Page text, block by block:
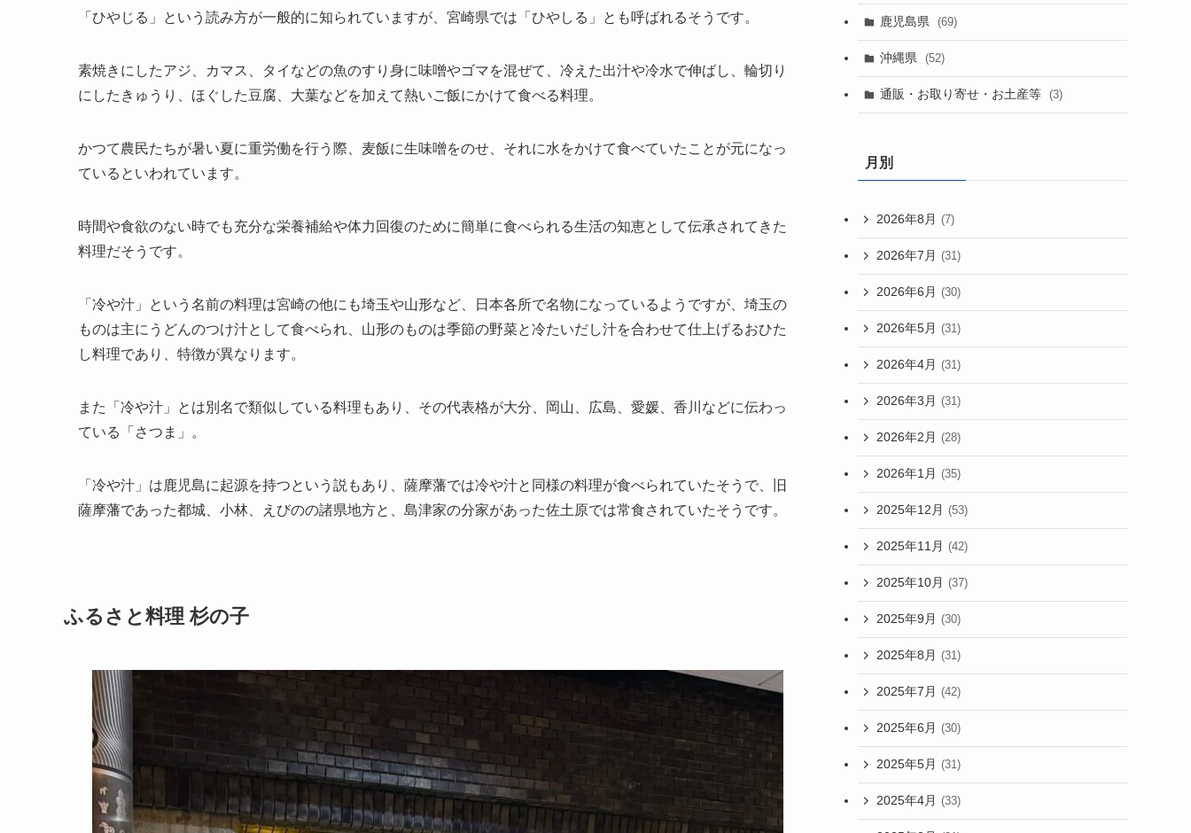
「ひやじる」という読み方が一般的に知られていますが、宮崎県では「ひやしる」とも呼ばれるそうです。
素焼きにしたアジ、カマス、タイなどの魚のすり身に味噌やゴマを混ぜて、冷えた出汁や冷水で伸ばし、輪切り
にしたきゅうり、ほぐした豆腐、大葉などを加えて熱いご飯にかけて食べる料理。
かつて農民たちが暑い夏に重労働を行う際、麦飯に生味噌をのせ、それに水をかけて食べていたことが元になっ
ているといわれています。
時間や食欲のない時でも充分な栄養補給や体力回復のために簡単に食べられる生活の知恵として伝承されてきた
料理だそうです。
「冷や汁」という名前の料理は宮崎の他にも埼玉や山形など、日本各所で名物になっているようですが、埼玉の
ものは主にうどんのつけ汁として食べられ、山形のものは季節の野菜と冷たいだし汁を合わせて仕上げるおひた
し料理であり、特徴が異なります。
また「冷や汁」とは別名で類似している料理もあり、その代表格が大分、岡山、広島、愛媛、香川などに伝わっ
ている「さつま」。
「冷や汁」は鹿児島に起源を持つという説もあり、薩摩藩では冷や汁と同様の料理が食べられていたそうで、旧
薩摩藩であった都城、小林、えびのの諸県地方と、島津家の分家があった佐土原では常食されていたそうです。
ふるさと料理 杉の子
鹿児島県 (69)
沖縄県 (52)
通販・お取り寄せ・お土産等 (3)
月別
2026年8月 (7)
2026年7月 (31)
2026年6月 (30)
2026年5月 (31)
2026年4月 (31)
2026年3月 (31)
2026年2月 (28)
2026年1月 (35)
2025年12月 (53)
2025年11月 (42)
2025年10月 (37)
2025年9月 (30)
2025年8月 (31)
2025年7月 (42)
2025年6月 (30)
2025年5月 (31)
2025年4月 (33)